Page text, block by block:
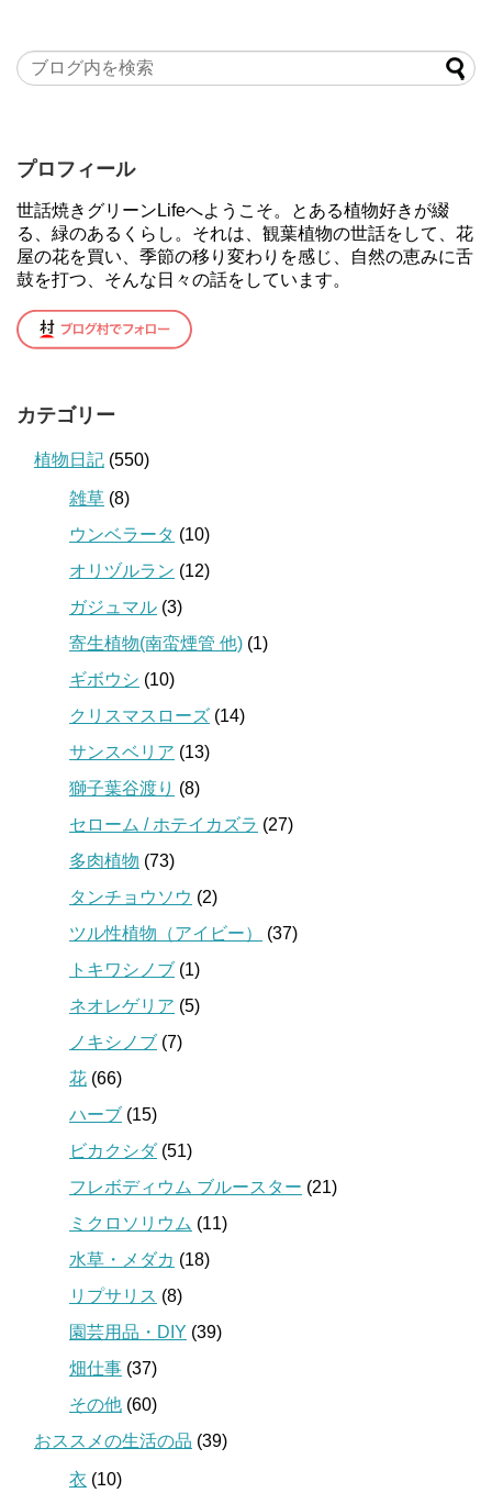
プロフィール
世話焼きグリーンLifeへようこそ。とある植物好きが綴
る、緑のあるくらし。それは、観葉植物の世話をして、花
屋の花を買い、季節の移り変わりを感じ、自然の恵みに舌
鼓を打つ、そんな日々の話をしています。
カテゴリー
植物日記 (550)
雑草 (8)
ウンベラータ (10)
オリヅルラン (12)
ガジュマル (3)
寄生植物(南蛮煙管 他) (1)
ギボウシ (10)
クリスマスローズ (14)
サンスベリア (13)
獅子葉谷渡り (8)
セローム / ホテイカズラ (27)
多肉植物 (73)
タンチョウソウ (2)
ツル性植物（アイビー）
(37)
トキワシノブ (1)
ネオレゲリア (5)
ノキシノブ (7)
花 (66)
ハーブ (15)
ビカクシダ(51)
フレボディウム ブルースター (21)
ミクロソリウム (11)
水草・メダカ (18)
リプサリス (8)
園芸用品・DIY (39)
畑仕事 (37)
その他 (60)
おススメの生活の品 (39)
衣 (10)